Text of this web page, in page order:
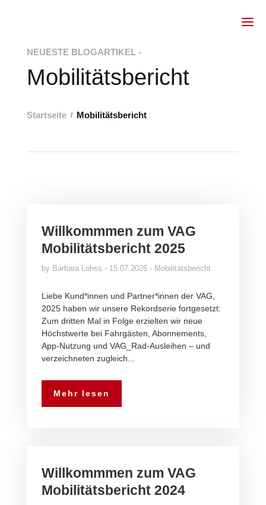
NEUESTE BLOGARTIKEL -
Mobilitätsbericht
Startseite Mobilitätsbericht
Willkommmen zum VAG
Mobilitätsbericht 2025
by Barbara Lohss 15.07.2026 Mobilitätsbericht
Liebe Kund*innen und Partner*innen der VAG,
2025 haben wir unsere Rekordserie fortgesetzt:
Zum dritten Mal in Folge erzielten wir neue
Höchstwerte bei Fahrgästen, Abonnements,
App-Nutzung und VAG_Rad-Ausleihen – und
verzeichneten zugleich...
Mehr lesen
Willkommmen zum VAG
Mobilitätsbericht 2024